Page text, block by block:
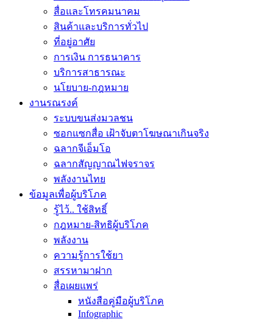
สื่อและโทรคมนาคม
สินค้าและบริการทั่วไป
ที่อยู่อาศัย
การเงิน การธนาคาร
บริการสาธารณะ
นโยบาย-กฎหมาย
งานรณรงค์
ระบบขนส่งมวลชน
ซอกแซกสื่อ เฝ้าจับตาโฆษณาเกินจริง
ฉลากจีเอ็มโอ
ฉลากสัญญาณไฟจราจร
พลังงานไทย
ข้อมูลเพื่อผู้บริโภค
รู้ไว้.. ใช้สิทธิ์
กฎหมาย-สิทธิผู้บริโภค
พลังงาน
ความรู้การใช้ยา
สรรหามาฝาก
สื่อเผยแพร่
หนังสือคู่มือผู้บริโภค
Infographic